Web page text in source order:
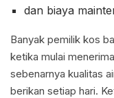
dan biaya
Banyak pemilik kos
ketika mulai
sebenarnya kualitas
berikan setiap hari.